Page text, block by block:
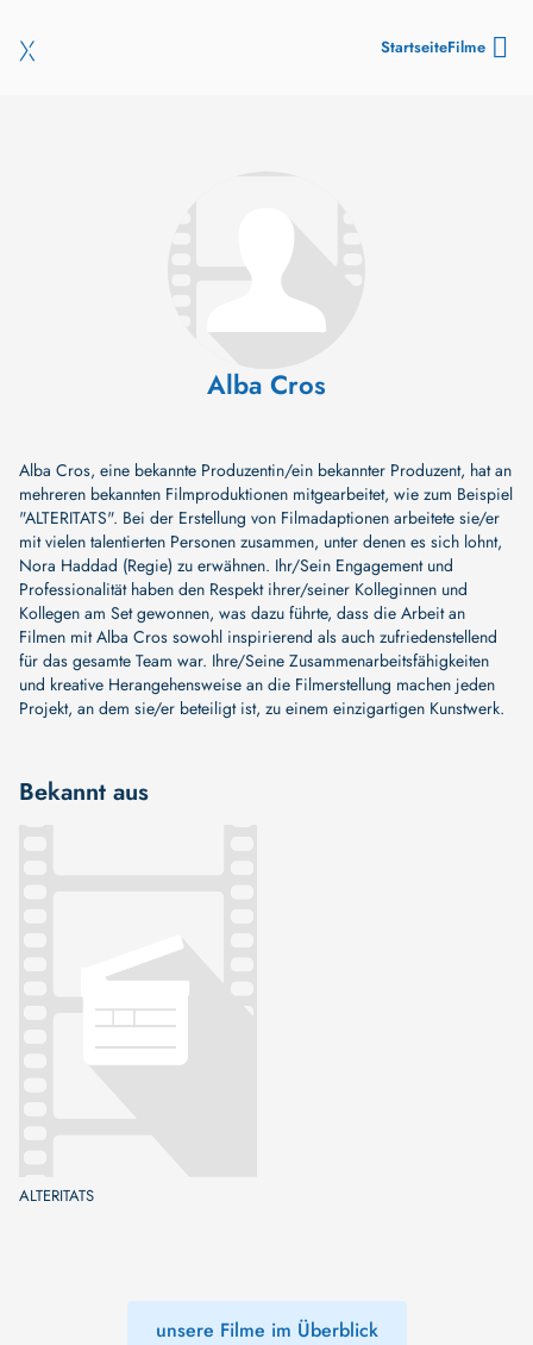
StartseiteFilme
Alba Cros
Alba Cros, eine bekannte Produzentin/ein bekannter Produzent, hat an
mehreren bekannten Filmproduktionen mitgearbeitet, wie zum Beispiel
"ALTERITATS". Bei der Erstellung von Filmadaptionen arbeitete sie/er
mit vielen talentierten Personen zusammen, unter denen es sich lohnt,
Nora Haddad (Regie) zu erwähnen. Ihr/Sein Engagement und
Professionalität haben den Respekt ihrer/seiner Kolleginnen und
Kollegen am Set gewonnen, was dazu führte, dass die Arbeit an
Filmen mit Alba Cros sowohl inspirierend als auch zufriedenstellend
für das gesamte Team war. Ihre/Seine Zusammenarbeitsfähigkeiten
und kreative Herangehensweise an die Filmerstellung machen jeden
Projekt, an dem sie/er beteiligt ist, zu einem einzigartigen Kunstwerk.
Bekannt aus
ALTERITATS
unsere Filme im Überblick